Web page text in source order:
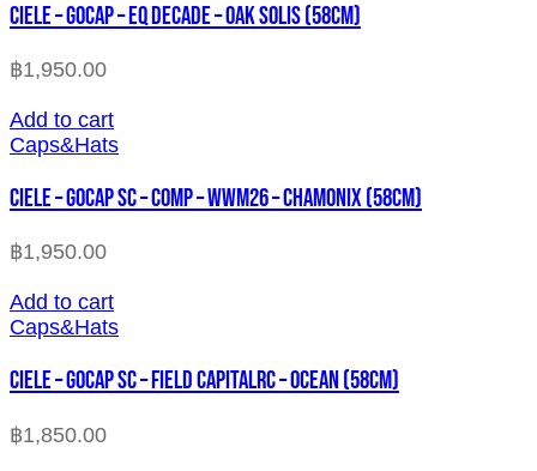
CIELE – GOCAP – EQ DECADE – OAK SOLIS (58cm)
฿1,950.00
Add to cart
Caps&Hats
CIELE – GOCAP SC – COMP – WWM26 – CHAMONIX (58cm)
฿1,950.00
Add to cart
Caps&Hats
CIELE – GOCAP SC – FIELD CAPITALRC – OCEAN (58cm)
฿1,850.00